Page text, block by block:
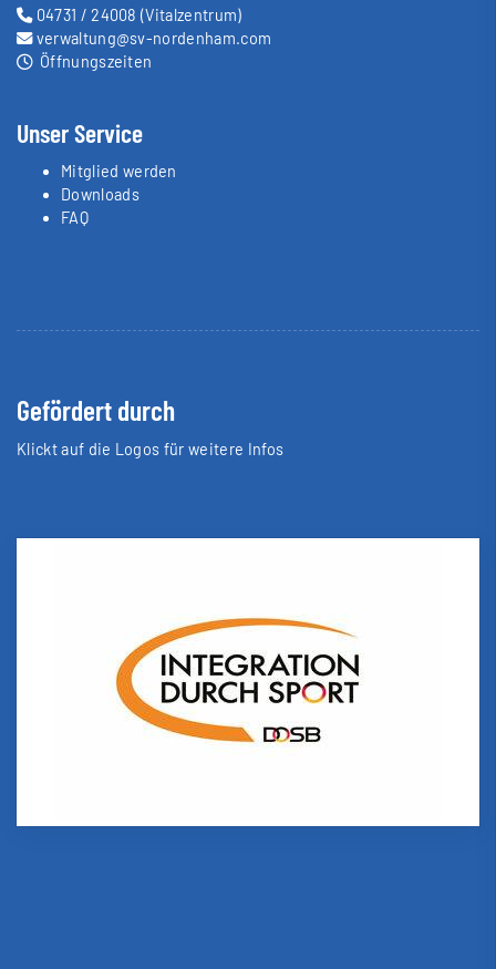
04731 / 24008 (Vitalzentrum)
verwaltung@sv-nordenham.com
Öffnungszeiten
Unser Service
Mitglied werden
Downloads
FAQ
Gefördert durch
Klickt auf die Logos für weitere Infos